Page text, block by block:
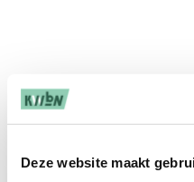
Deze website maakt
De bijscholing wordt
met
flesjes, diverse